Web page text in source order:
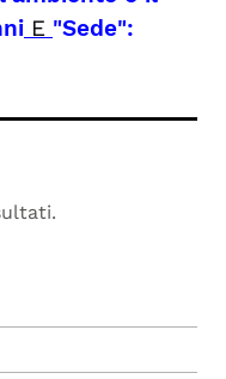
E "Sede":